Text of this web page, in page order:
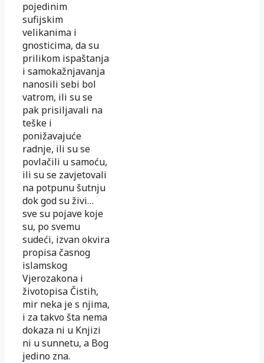
pojedinim
sufijskim
velikanima i
gnosticima, da su
prilikom ispaštanja
i samokažnjavanja
nanosili sebi bol
vatrom, ili su se
pak prisiljavali na
teške i
ponižavajuće
radnje, ili su se
povlačili u samoću,
ili su se zavjetovali
na potpunu šutnju
dok god su živi…
sve su pojave koje
su, po svemu
sudeći, izvan okvira
propisa časnog
islamskog
Vjerozakona i
životopisa Čistih,
mir neka je s njima,
i za takvo šta nema
dokaza ni u Knjizi
ni u sunnetu, a Bog
jedino zna.